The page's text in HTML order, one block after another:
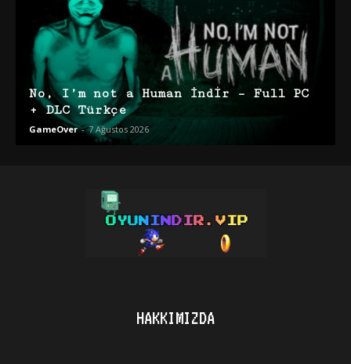
No, I’m not a Human İndir – Full PC
+ DLC Türkçe
GameOver - 7 Ağustos 2026
HAKKIMIZDA